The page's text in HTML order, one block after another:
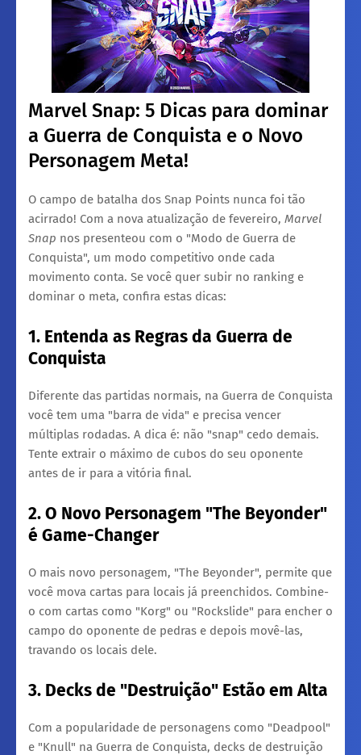
Marvel Snap: 5 Dicas para dominar
a Guerra de Conquista e o Novo
Personagem Meta!
​O campo de batalha dos Snap Points nunca foi tão
acirrado! Com a nova atualização de fevereiro, Marvel
Snap nos presenteou com o "Modo de Guerra de
Conquista", um modo competitivo onde cada
movimento conta. Se você quer subir no ranking e
dominar o meta, confira estas dicas:
1. Entenda as Regras da Guerra de
Conquista
​Diferente das partidas normais, na Guerra de Conquista
você tem uma "barra de vida" e precisa vencer
múltiplas rodadas. A dica é: não "snap" cedo demais.
Tente extrair o máximo de cubos do seu oponente
antes de ir para a vitória final.
2. O Novo Personagem "The Beyonder"
é Game-Changer
​O mais novo personagem, "The Beyonder", permite que
você mova cartas para locais já preenchidos. Combine-
o com cartas como "Korg" ou "Rockslide" para encher o
campo do oponente de pedras e depois movê-las,
travando os locais dele.
3. Decks de "Destruição" Estão em Alta
​Com a popularidade de personagens como "Deadpool"
e "Knull" na Guerra de Conquista, decks de destruição